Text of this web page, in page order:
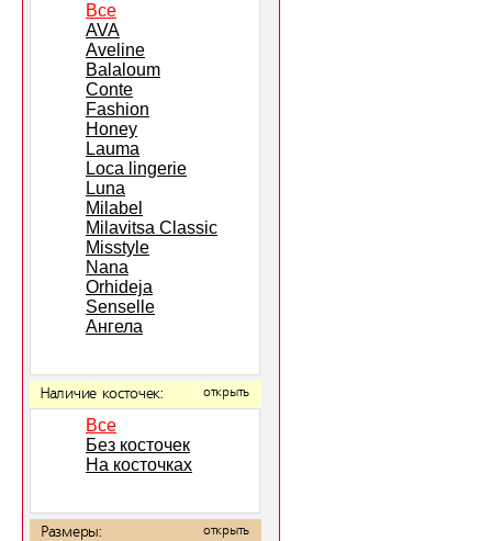
Все
AVA
Aveline
Balaloum
Conte
Fashion
Honey
Lauma
Loca lingerie
Luna
Milabel
Milavitsa Classic
Misstyle
Nana
Orhideja
Senselle
Ангела
Наличие косточек: открыть
Все
Без косточек
На косточках
Размеры: открыть